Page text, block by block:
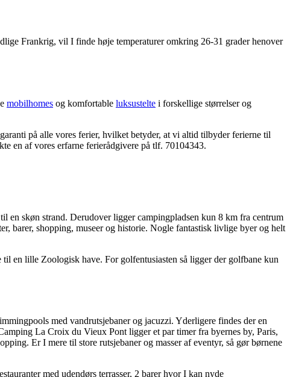
Frankrig, vil I finde høje temperaturer omkring 26-31 grader henover
mobilhomes og komfortable luksustelte i forskellige størrelser og
på alle vores ferier, hvilket betyder, at vi altid tilbyder ferierne til
en af vores erfarne ferierådgivere på tlf. 70104343.
en skøn strand. Derudover ligger campingpladsen kun 8 km fra centrum
barer, shopping, museer og historie. Nogle fantastisk livlige byer og helt
en lille Zoologisk have. For golfentusiasten så ligger der golfbane kun
med vandrutsjebaner og jacuzzi. Yderligere findes der en
La Croix du Vieux Pont ligger et par timer fra byernes by, Paris,
Er I mere til store rutsjebaner og masser af eventyr, så gør børnene
med udendørs terrasser, 2 barer hvor I kan nyde